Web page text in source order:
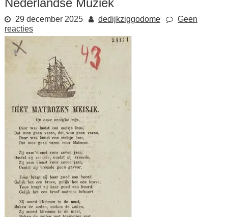
Nederlandse Muziek
29 december 2025 dedijkziggodome
Geen
reacties